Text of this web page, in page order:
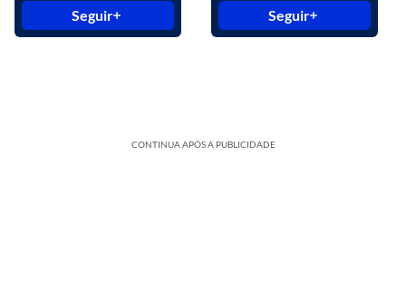
Seguir Seguir
CONTINUA APÓS A PUBLICIDADE